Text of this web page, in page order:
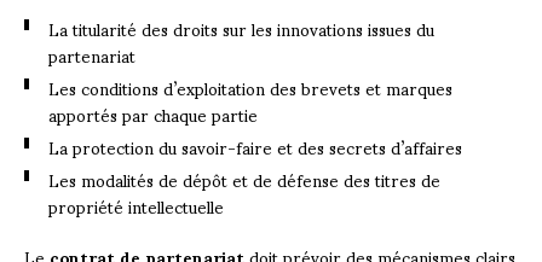
La titularité des droits sur les innovations issues du
partenariat
Les conditions d’exploitation des brevets et marques
apportés par chaque partie
La protection du savoir-faire et des secrets d’affaires
Les modalités de dépôt et de défense des titres de
propriété intellectuelle